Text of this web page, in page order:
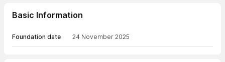
Basic Information
Foundation date 24 November 2025